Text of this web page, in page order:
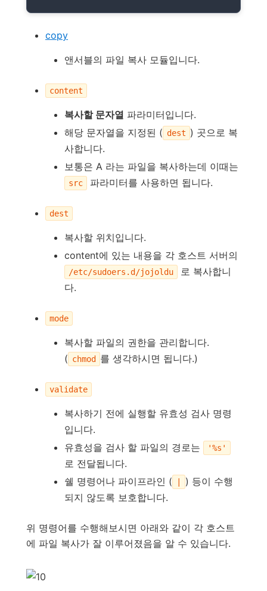
copy
앤서블의 파일 복사 모듈입니다.
content
복사할 문자열 파라미터입니다.
해당 문자열을 지정된 ( dest ) 곳으로 복
사합니다.
보통은 A 라는 파일을 복사하는데 이때는
src 파라미터를 사용하면 됩니다.
dest
복사할 위치입니다.
content에 있는 내용을 각 호스트 서버의
/etc/sudoers.d/jojoldu
로 복사합니
다.
mode
복사할 파일의 권한을 관리합니다.
( chmod 를 생각하시면 됩니다.)
validate
복사하기 전에 실행할 유효성 검사 명령
입니다.
유효성을 검사 할 파일의 경로는
'%s'
로 전달됩니다.
쉘 명령어나 파이프라인 (
) 등이 수행
되지 않도록 보호합니다.
위 명령어를 수행해보시면 아래와 같이 각 호스트
에 파일 복사가 잘 이루어졌음을 알 수 있습니다.